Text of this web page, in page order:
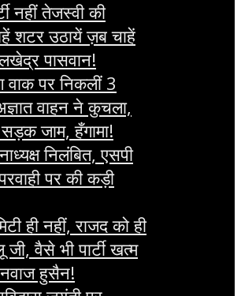
नहीं तेजस्वी की
शटर उठायें ज़ब चाहें
लखेद्र पासवान!
वाक पर निकलीं 3
वाहन ने कुचला,
सड़क जाम, हँगामा!
निलंबित, एसपी
पर की कड़ी
ही नहीं, राजद को ही
वैसे भी पार्टी खत्म
हुसैन!